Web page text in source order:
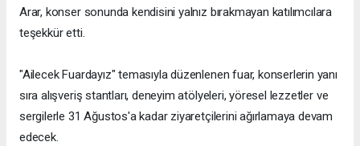
Arar, konser sonunda kendisini yalnız bırakmayan katılımcılara
teşekkür etti.
"Ailecek Fuardayız" temasıyla düzenlenen fuar, konserlerin yanı
sıra alışveriş stantları, deneyim atölyeleri, yöresel lezzetler ve
sergilerle 31 Ağustos'a kadar ziyaretçilerini ağırlamaya devam
edecek.